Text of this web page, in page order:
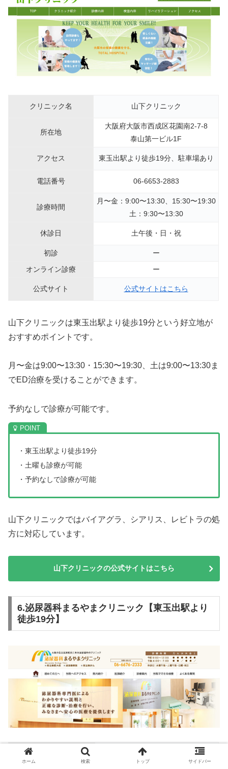
クリニック名 山下クリニック
所在地
大阪府大阪市西成区花園南2-7-8
泰山第一ビル1F
アクセス 東玉出駅より徒歩19分、駐車場あり
電話番号 06-6653-2883
診療時間
月〜金：9:00〜13:30、15:30〜19:30
土：9:30〜13:30
休診日 土午後・日・祝
初診
ー
オンライン診療
ー
公式サイト 公式サイトはこちら
山下クリニックは東玉出駅より徒歩19分という好立地が
おすすめポイントです。
月〜金は9:00〜13:30・15:30〜19:30、土は9:00〜13:30ま
でED治療を受けることができます。
予約なしで診療が可能です。
・東玉出駅より徒歩19分
・土曜も診療が可能
・予約なしで診療が可能
山下クリニックではバイアグラ、シアリス、レビトラの処
方に対応しています。
山下クリニックの公式サイトはこちら
6.泌尿器科まるやまクリニック【東玉出駅より
徒歩19分】
クリニック名 泌尿器科まるやまクリニック
ホーム 検索 トップ サイドバー